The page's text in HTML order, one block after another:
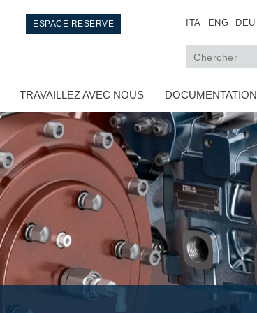
ITA ENG DEU
ESPACE RESERVE
TRAVAILLEZ AVEC NOUS DOCUMENTATION
Échange thermique
Systemes Fan Drive